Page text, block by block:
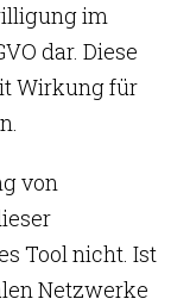
im
dar. Diese
Wirkung für
von
Tool nicht. Ist
Netzwerke